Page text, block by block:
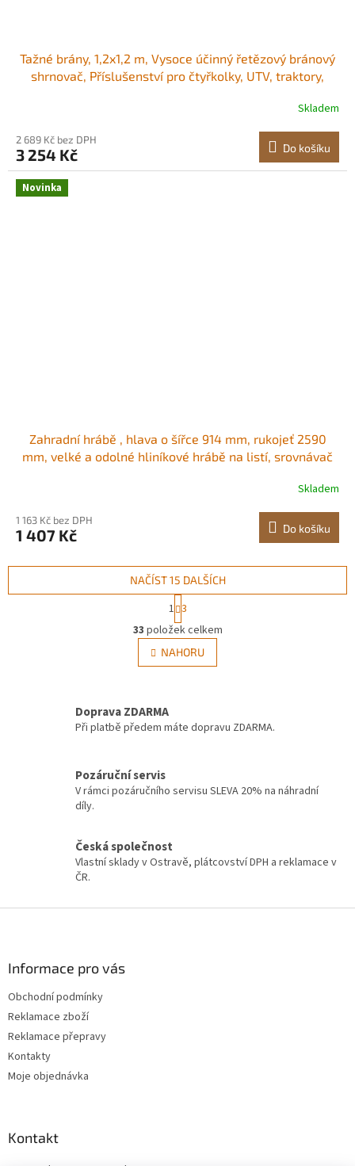
Tažné brány, 1,2x1,2 m, Vysoce účinný řetězový bránový
shrnovač, Příslušenství pro čtyřkolky, UTV, traktory,
řetězem, pro vyjeté koleje na štěrkových příjezdových
cestách, vyrovnávání zemědělských
Skladem
2 689 Kč bez DPH
3 254 Kč Do košíku
Novinka
Zahradní hrábě , hlava o šířce 914 mm, rukojeť 2590
mm, velké a odolné hliníkové hrábě na listí, srovnávač
rybníků a trávník na pláži, lano 15,8 m VíceúčelnéSkladem
1 163 Kč bez DPH
1 407 Kč Do košíku
O
v
l
á
í
k
i
NAČÍST 15 DALŠÍCH
t
r
á
n
k
n
í
1 3
33 položek celkem
NAHORU
Doprava ZDARMA
Při platbě předem máte dopravu ZDARMA.
Pozáruční servis
V rámci pozáručního servisu SLEVA 20% na náhradní
díly.
Česká společnost
Vlastní sklady v Ostravě, plátcovství DPH a reklamace v
ČR.
Informace pro vás
Obchodní podmínky
Reklamace zboží
Reklamace přepravy
Kontakty
Moje objednávka
Kontakt